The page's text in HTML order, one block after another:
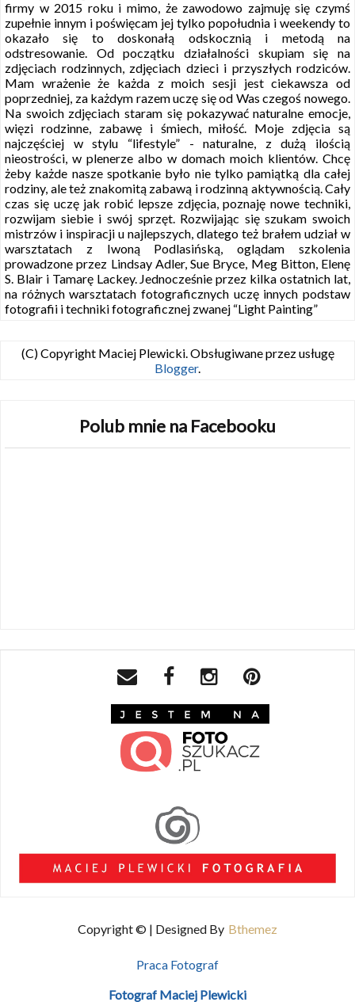
firmy w 2015 roku i mimo, że zawodowo zajmuję się czymś
zupełnie innym i poświęcam jej tylko popołudnia i weekendy to
okazało się to doskonałą odskocznią i metodą na
odstresowanie. Od początku działalności skupiam się na
zdjęciach rodzinnych, zdjęciach dzieci i przyszłych rodziców.
Mam wrażenie że każda z moich sesji jest ciekawsza od
poprzedniej, za każdym razem uczę się od Was czegoś nowego.
Na swoich zdjęciach staram się pokazywać naturalne emocje,
więzi rodzinne, zabawę i śmiech, miłość. Moje zdjęcia są
najczęściej w stylu “lifestyle” - naturalne, z dużą ilością
nieostrości, w plenerze albo w domach moich klientów. Chcę
żeby każde nasze spotkanie było nie tylko pamiątką dla całej
rodziny, ale też znakomitą zabawą i rodzinną aktywnością. Cały
czas się uczę jak robić lepsze zdjęcia, poznaję nowe techniki,
rozwijam siebie i swój sprzęt. Rozwijając się szukam swoich
mistrzów i inspiracji u najlepszych, dlatego też brałem udział w
warsztatach z Iwoną Podlasińską, oglądam szkolenia
prowadzone przez Lindsay Adler, Sue Bryce, Meg Bitton, Elenę
S. Blair i Tamarę Lackey. Jednocześnie przez kilka ostatnich lat,
na różnych warsztatach fotograficznych uczę innych podstaw
fotografii i techniki fotograficznej zwanej “Light Painting”
(C) Copyright Maciej Plewicki. Obsługiwane przez usługę
Blogger.
Polub mnie na Facebooku
Copyright © | Designed By Bthemez
Praca Fotograf
Fotograf Maciej Plewicki